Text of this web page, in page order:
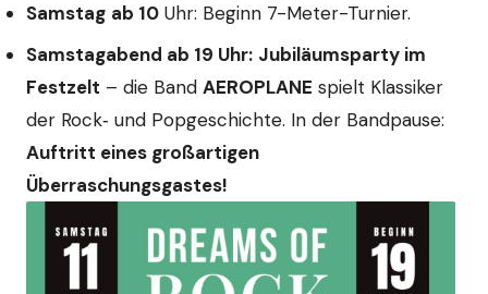
Samstag ab 10Uhr: Beginn 7-Meter-Turnier.
Samstagabend ab 19 Uhr: Jubiläumsparty im
Festzelt – die Band AEROPLANE spielt Klassiker
der Rock‑ und Popgeschichte. In der Bandpause:
Auftritt eines großartigen
Überraschungsgastes!